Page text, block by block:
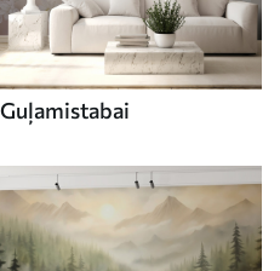
Guļamistabai